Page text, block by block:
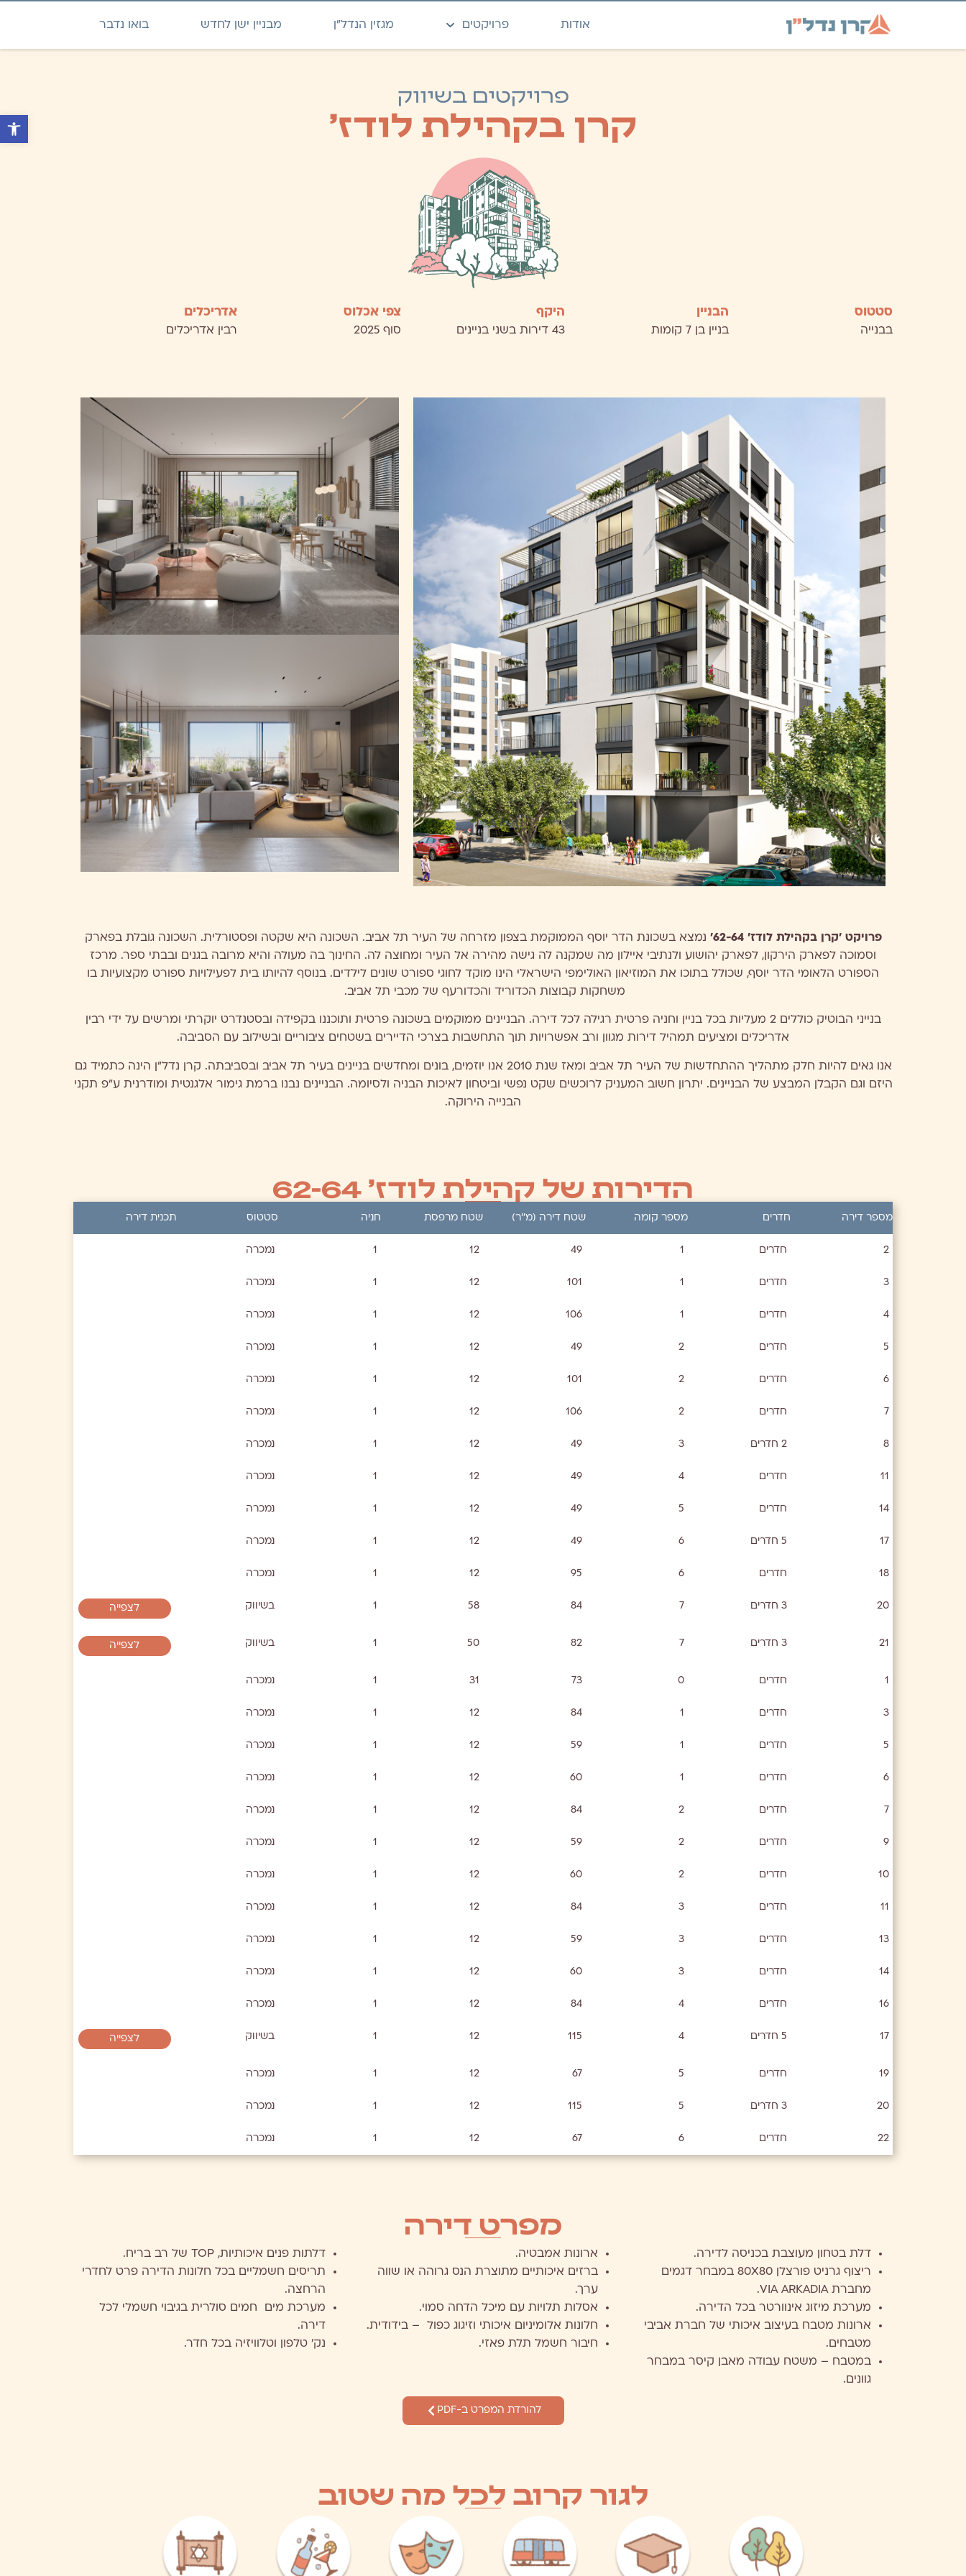
פתח
אודות פרויקטים מגזין הנדל״ן מבניין ישן לחדש בואו נדבר
פרויקטים בשיווק
קרן בקהילת לודז'
סטטוס
בבנייה
הבניין
בניין בן 7 קומות
היקף
43 דירות בשני בניינים
צפי אכלוס
סוף 2025
אדריכלים
רבין אדריכלים
פרויקט 'קרן בקהילת לודז' 62-64'
נמצא בשכונת הדר יוסף הממוקמת בצפון מזרחה של העיר תל אביב. השכונה היא שקטה ופסטורלית. השכונה גובלת בפארק
וסמוכה לפארק הירקון, לפארק יהושוע ולנתיבי איילון מה שמקנה לה גישה מהירה אל העיר ומחוצה לה. החינוך בה מעולה והיא מרובה בגנים ובבתי ספר. מרכז
הספורט הלאומי הדר יוסף, שכולל בתוכו את המוזיאון האולימפי הישראלי הינו מוקד לחוגי ספורט שונים לילדים. בנוסף להיותו בית לפעילויות ספורט מקצועיות בו
משחקות קבוצות הכדוריד והכדורעף של מכבי תל אביב.
בנייני הבוטיק כוללים 2 מעליות בכל בניין וחניה פרטית רגילה לכל דירה. הבניינים ממוקמים בשכונה פרטית ותוכננו בקפידה ובסטנדרט יוקרתי ומרשים על ידי רבין
אדריכלים ומציעים תמהיל דירות מגוון ורב אפשרויות תוך התחשבות בצרכי הדיירים בשטחים ציבוריים ובשילוב עם הסביבה.
אנו גאים להיות חלק מתהליך ההתחדשות של העיר תל אביב ומאז שנת 2010 אנו יוזמים, בונים ומחדשים בניינים בעיר תל אביב ובסביבתה. קרן נדל"ן הינה כתמיד גם
היזם וגם הקבלן המבצע של הבניינים. יתרון חשוב המעניק לרוכשים שקט נפשי וביטחון לאיכות הבניה ולסיומה. הבניינים נבנו ברמת גימור אלגנטית ומודרנית ע"פ תקני
הבנייה הירוקה.
הדירות של קהילת לודז' 62-64
תכנית דירה סטטוס חניה שטח מרפסת שטח דירה (מ’’ר) מספר קומה חדרים מספר דירה
נמכרה 1 12 49 1 חדרים 2
נמכרה 1 12 101 1 חדרים 3
נמכרה 1 12 106 1 חדרים 4
נמכרה 1 12 49 2 חדרים 5
נמכרה 1 12 101 2 חדרים 6
נמכרה 1 12 106 2 חדרים 7
נמכרה 1 12 49 3 2 חדרים 8
נמכרה 1 12 49 4 חדרים 11
נמכרה 1 12 49 5 חדרים 14
נמכרה 1 12 49 6 5 חדרים 17
נמכרה 1 12 95 6 חדרים 18
לצפייה בשיווק 1 58 84 7 3 חדרים 20
לצפייה בשיווק 1 50 82 7 3 חדרים 21
נמכרה 1 31 73 0 חדרים 1
נמכרה 1 12 84 1 חדרים 3
נמכרה 1 12 59 1 חדרים 5
נמכרה 1 12 60 1 חדרים 6
נמכרה 1 12 84 2 חדרים 7
נמכרה 1 12 59 2 חדרים 9
נמכרה 1 12 60 2 חדרים 10
נמכרה 1 12 84 3 חדרים 11
נמכרה 1 12 59 3 חדרים 13
נמכרה 1 12 60 3 חדרים 14
נמכרה 1 12 84 4 חדרים 16
לצפייה בשיווק 1 12 115 4 5 חדרים 17
נמכרה 1 12 67 5 חדרים 19
נמכרה 1 12 115 5 3 חדרים 20
נמכרה 1 12 67 6 חדרים 22
מפרט דירה
דלת בטחון מעוצבת בכניסה לדירה.
ריצוף גרניט פורצלן 80X80 במבחר דגמים
מחברת VIA ARKADIA.
מערכת מיזוג אינוורטר בכל הדירה.
ארונות מטבח בעיצוב איכותי של חברת אביבי
מטבחים.​
במטבח – משטח עבודה מאבן קיסר במבחר
גוונים.
ארונות אמבטיה.
ברזים איכותיים מתוצרת הנס גרוהה או שווה
ערך.
אסלות תלויות עם מיכל הדחה סמוי.
חלונות אלומיניום איכותי וזיגוג כפול – בידודית.
חיבור חשמל תלת פאזי.
דלתות פנים איכותיות, TOP של רב בריח.
תריסים חשמליים בכל חלונות הדירה פרט לחדרי
הרחצה.
מערכת מים חמים סולרית בגיבוי חשמלי לכל
דירה.
נק' טלפון וטלוויזיה בכל חדר.
להורדת המפרט ב-PDF
לגור קרוב לכל מה שטוב